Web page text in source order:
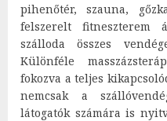
pihenőtér, szauna,
felszerelt fitneszterem
szálloda összes
Különféle
fokozva a teljes
nemcsak a
látogatók számára is